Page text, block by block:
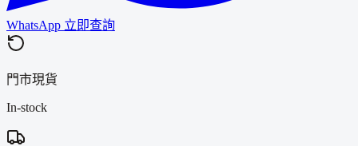
WhatsApp 立即查詢
門市現貨
In-stock